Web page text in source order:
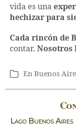
vida es una
hechizar para
Cada rincón de
contar. Nosotros
Categorías
EnBuenos
Lago Buenos Aires